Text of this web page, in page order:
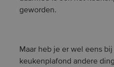
geworden.
Maar heb je er wel eens
keukenplafond andere